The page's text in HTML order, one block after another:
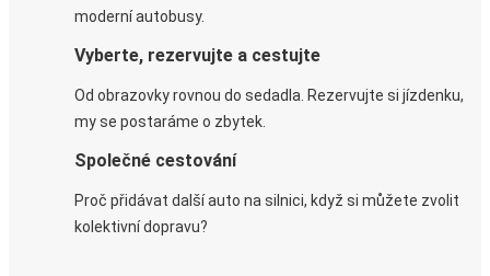
moderní autobusy.
Vyberte, rezervujte a cestujte
Od obrazovky rovnou do sedadla. Rezervujte si jízdenku,
my se postaráme o zbytek.
Společné cestování
Proč přidávat další auto na silnici, když si můžete zvolit
kolektivní dopravu?